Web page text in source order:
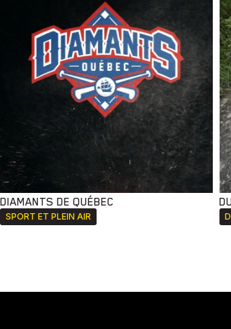
DIAMANTS DE QUÉBEC
SPORT ET PLEIN AIR